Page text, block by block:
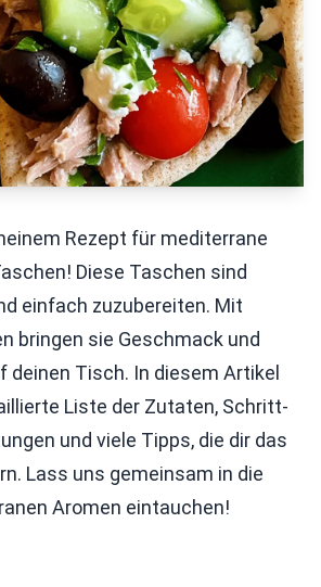
Rezept für mediterrane
Diese Taschen sind
einfach zuzubereiten. Mit
bringen sie Geschmack und
deinen Tisch. In diesem Artikel
Liste der Zutaten, Schritt-
und viele Tipps, die dir das
Lass uns gemeinsam in die
Aromen eintauchen!